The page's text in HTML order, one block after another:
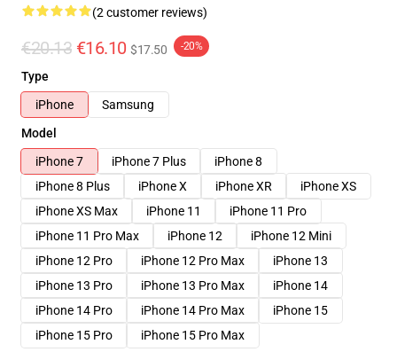
(2 customer reviews)
€20.13 €16.10 $17.50 -20%
Type
iPhone
Samsung
Model
iPhone 7
iPhone 7 Plus
iPhone 8
iPhone 8 Plus
iPhone X iPhone XR
iPhone XS
iPhone XS Max
iPhone 11
iPhone 11 Pro
iPhone 11 Pro Max
iPhone 12
iPhone 12 Mini
iPhone 12 Pro
iPhone 12 Pro Max
iPhone 13
iPhone 13 Pro
iPhone 13 Pro Max
iPhone 14
iPhone 14 Pro
iPhone 14 Pro Max
iPhone 15
iPhone 15 Pro
iPhone 15 Pro Max